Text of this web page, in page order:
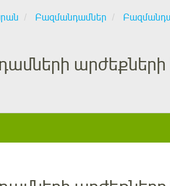
Բազմանդամներ